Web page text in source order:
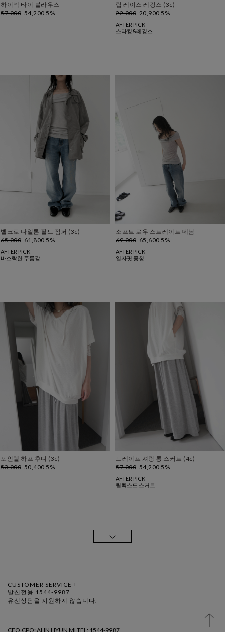
하이넥 타이 블라우스
57,000 54,200 5%
립 레이스 레깅스 (3c)
22,000 20,900 5%
AFTER PICK
스타킹&레깅스
벨크로 나일론 필드 점퍼 (3c)
65,000 61,800 5%
AFTER PICK
바스락한 주름감
소프트 로우 스트레이트 데님
69,000 65,600 5%
AFTER PICK
일자핏 중청
포인텔 하프 후디 (3c)
53,000 50,400 5%
드레이프 셔링 롱 스커트 (4c)
57,000 54,200 5%
AFTER PICK
릴렉스드 스커트
CUSTOMER SERVICE +
발신전용 1544-9987
유선상담을 지원하지 않습니다.
CEO.CPO: AHN HYUN MI TEL: 1544-9987